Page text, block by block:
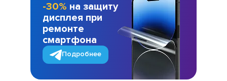
-30% на защиту
дисплея при
ремонте
смартфона
Подробнее